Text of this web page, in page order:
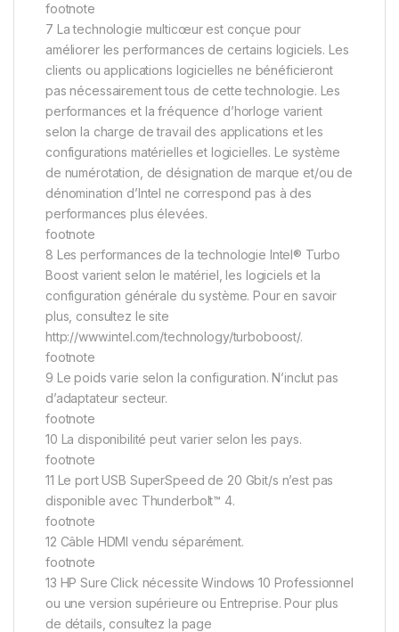
footnote
7 La technologie multicœur est conçue pour
améliorer les performances de certains logiciels. Les
clients ou applications logicielles ne bénéficieront
pas nécessairement tous de cette technologie. Les
performances et la fréquence d’horloge varient
selon la charge de travail des applications et les
configurations matérielles et logicielles. Le système
de numérotation, de désignation de marque et/ou de
dénomination d’Intel ne correspond pas à des
performances plus élevées.
footnote
8 Les performances de la technologie Intel® Turbo
Boost varient selon le matériel, les logiciels et la
configuration générale du système. Pour en savoir
plus, consultez le site
http://www.intel.com/technology/turboboost/.
footnote
9 Le poids varie selon la configuration. N’inclut pas
d’adaptateur secteur.
footnote
10 La disponibilité peut varier selon les pays.
footnote
11 Le port USB SuperSpeed de 20 Gbit/s n’est pas
disponible avec Thunderbolt™ 4.
footnote
12 Câble HDMI vendu séparément.
footnote
13 HP Sure Click nécessite Windows 10 Professionnel
ou une version supérieure ou Entreprise. Pour plus
de détails, consultez la page